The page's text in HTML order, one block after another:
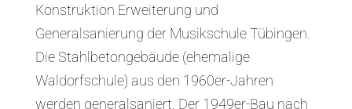
Konstruktion Erweiterung und
Generalsanierung der Musikschule Tübingen.
Die Stahlbetongebäude (ehemalige
Waldorfschule) aus den 1960er-Jahren
werden generalsaniert. Der 1949er-Bau nach